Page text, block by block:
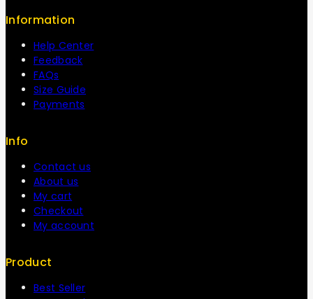
Information
Help Center
Feedback
FAQs
Size Guide
Payments
Info
Contact us
About us
My cart
Checkout
My account
Product
Best Seller